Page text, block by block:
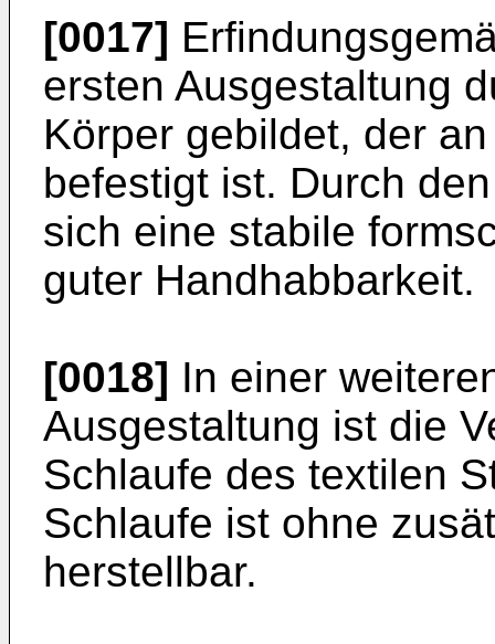
[0017]
ersten Ausgestaltung
Körper gebildet, der
befestigt ist. Durch
sich eine stabile
guter Handhabbarkeit.
[0018] In einer
Ausgestaltung ist die
Schlaufe des textilen
Schlaufe ist ohne
herstellbar.